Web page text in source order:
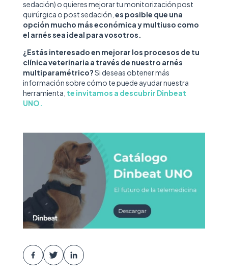
sedación) o quieres mejorar tu monitorización post
quirúrgica o post sedación, es posible que una
opción mucho más económica y multiuso como
el arnés sea ideal para vosotros.
¿Estás interesado en mejorar los procesos de tu
clínica veterinaria a través de nuestro arnés
multiparamétrico?Si deseas obtener más
información sobre cómo te puede ayudar nuestra
herramienta, te invitamos a descubrir Dinbeat
UNO.